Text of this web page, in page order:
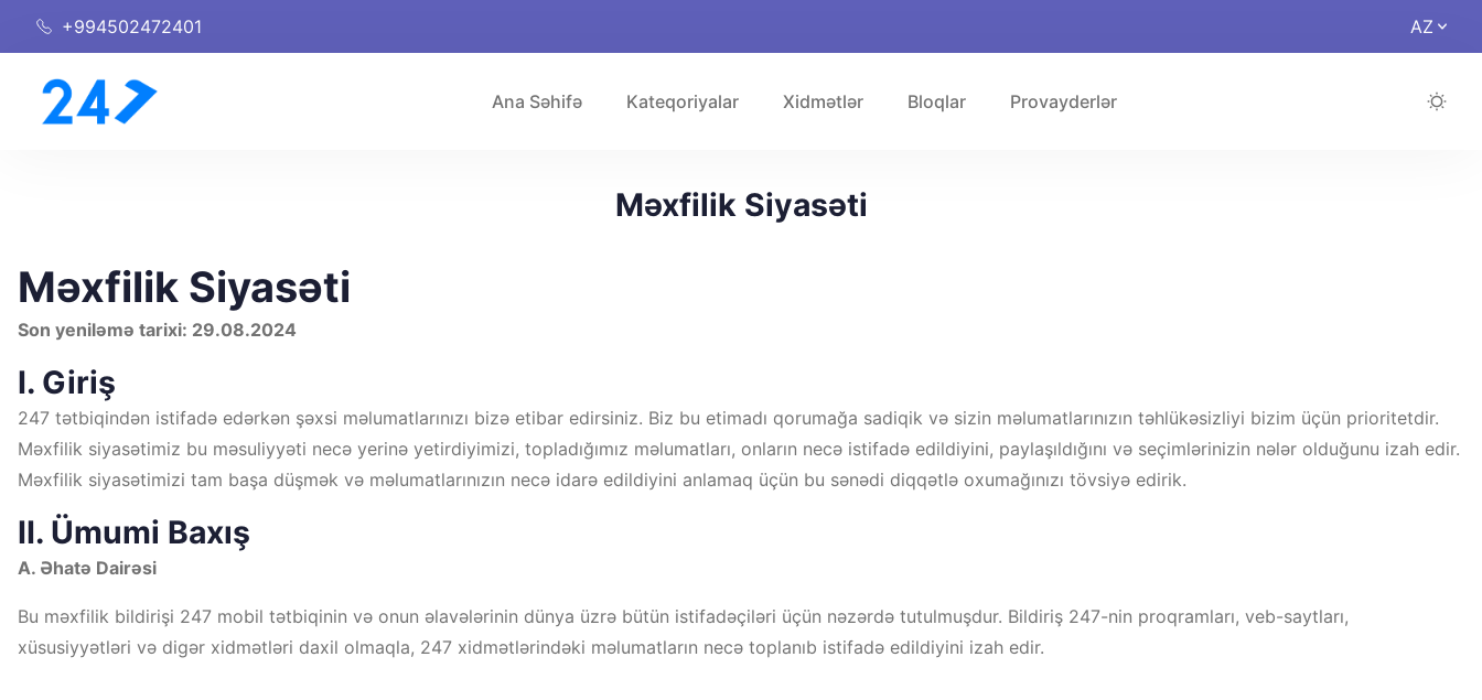
+994502472401 AZ
Ana Səhifə Kateqoriyalar Xidmətlər Bloqlar Provayderlər
Məxfilik Siyasəti
Məxfilik Siyasəti
Son yeniləmə tarixi: 29.08.2024
I. Giriş
247 tətbiqindən istifadə edərkən şəxsi məlumatlarınızı bizə etibar edirsiniz. Biz bu etimadı qorumağa sadiqik və sizin məlumatlarınızın təhlükəsizliyi bizim üçün prioritetdir.
Məxfilik siyasətimiz bu məsuliyyəti necə yerinə yetirdiyimizi, topladığımız məlumatları, onların necə istifadə edildiyini, paylaşıldığını və seçimlərinizin nələr olduğunu izah edir.
Məxfilik siyasətimizi tam başa düşmək və məlumatlarınızın necə idarə edildiyini anlamaq üçün bu sənədi diqqətlə oxumağınızı tövsiyə edirik.
II. Ümumi Baxış
A. Əhatə Dairəsi
Bu məxfilik bildirişi 247 mobil tətbiqinin və onun əlavələrinin dünya üzrə bütün istifadəçiləri üçün nəzərdə tutulmuşdur. Bildiriş 247-nin proqramları, veb-saytları,
xüsusiyyətləri və digər xidmətləri daxil olmaqla, 247 xidmətlərindəki məlumatların necə toplanıb istifadə edildiyini izah edir.